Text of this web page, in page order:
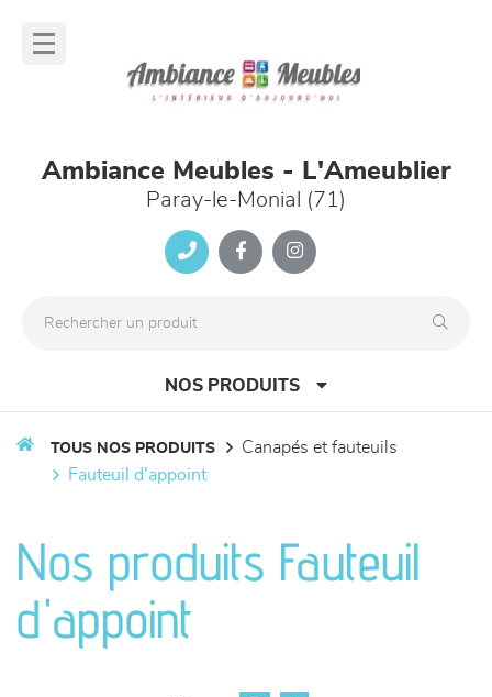
Ambiance Meubles - L'Ameublier
Paray-le-Monial (71)
NOS PRODUITS
séjours
meubles de complément
TOUS NOS PRODUITS
canapés et fauteuils
fauteuil d'appoint
Nos produits Fauteuil
d'appoint